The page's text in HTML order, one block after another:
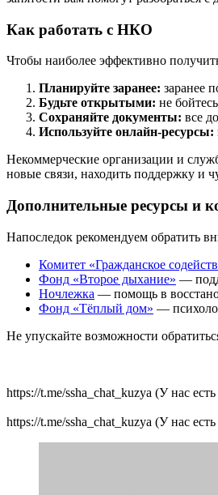
Как работать с НКО
Чтобы наиболее эффективно
Планируйте заранее: заранее
Будьте открытыми: не
Сохраняйте документы: все
Используйте онлайн-ресурсы:
Некоммерческие организации и
новые связи, находить поддержку и
Дополнительные ресурсы и
Напоследок рекомендуем обратить
Комитет «Гражданское
Фонд «Второе дыхание» —
Ночлежка — помощь в
Фонд «Тёплый дом» —
Не упускайте возможности
https://t.me/ssha_chat_kuzya (У нас
https://t.me/ssha_chat_kuzya (У нас